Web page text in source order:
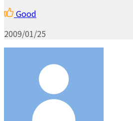
Good
2009/01/25